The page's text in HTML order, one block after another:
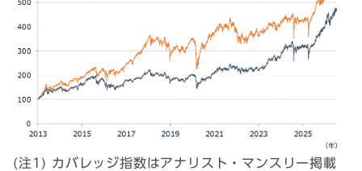
(注1) カバレッジ指数はアナリスト・マンスリー掲載